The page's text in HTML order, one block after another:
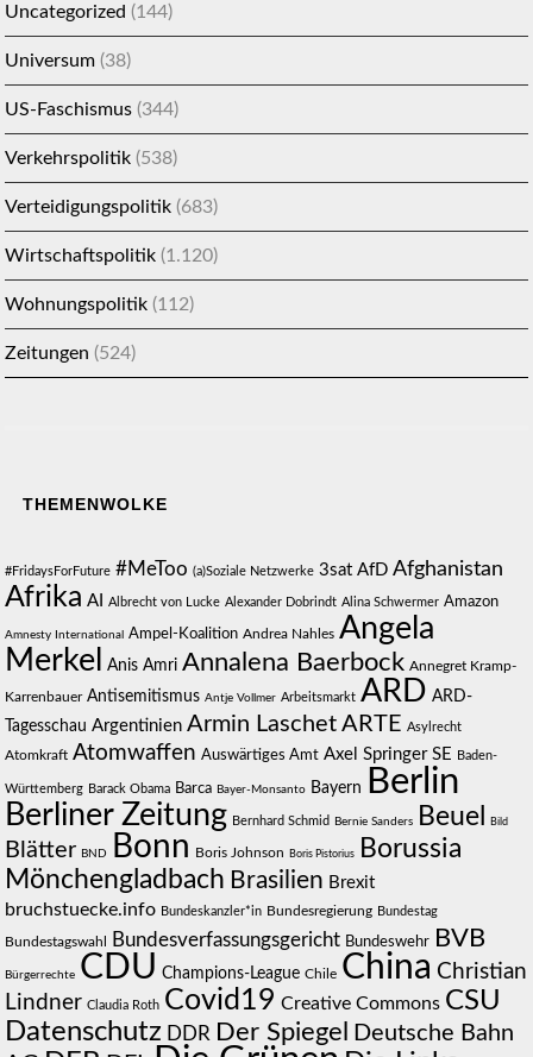
Uncategorized (144)
Universum (38)
US-Faschismus (344)
Verkehrspolitik (538)
Verteidigungspolitik (683)
Wirtschaftspolitik (1.120)
Wohnungspolitik (112)
Zeitungen (524)
THEMENWOLKE
#FridaysForFuture #MeToo (a)Soziale Netzwerke 3sat AfD Afghanistan
Afrika AI Albrecht von Lucke Alexander Dobrindt Alina Schwermer Amazon
Amnesty International Ampel-Koalition Andrea Nahles Angela
Merkel
Anis Amri Annalena Baerbock Annegret Kramp-
Karrenbauer Antisemitismus Antje Vollmer Arbeitsmarkt ARD ARD-
Tagesschau Argentinien Armin Laschet ARTE Asylrecht
Atomkraft Atomwaffen Auswärtiges Amt Axel Springer SE Baden-
Württemberg Barack Obama Barca Bayer-Monsanto Bayern Berlin
Berliner Zeitung Bernhard Schmid Bernie Sanders Beuel Bild
Blätter BND Bonn Boris Johnson Boris Pistorius
Borussia
Mönchengladbach Brasilien Brexit
bruchstuecke.info Bundeskanzler*in Bundesregierung Bundestag
Bundestagswahl Bundesverfassungsgericht Bundeswehr BVB
Bürgerrechte CDU Champions-League Chile China Christian
Lindner Claudia Roth Covid19 Creative Commons CSU
Datenschutz DDR Der Spiegel
Deutsche Bahn